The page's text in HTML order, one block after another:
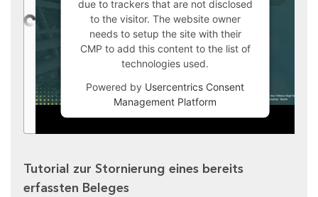
due to trackers that are not disclosed
to the visitor. The website owner
needs to setup the site with their
CMP to add this content to the list of
technologies used.
Powered by Usercentrics Consent
Management Platform
Tutorial zur Stornierung eines bereits
erfassten Beleges